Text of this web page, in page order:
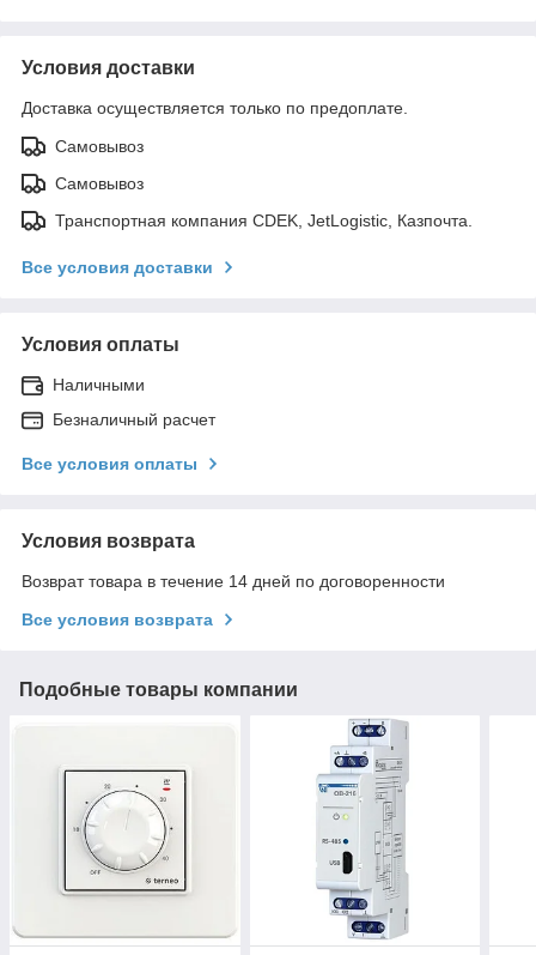
Условия доставки
Доставка осуществляется только по предоплате.
Самовывоз
Самовывоз
Транспортная компания CDEK, JetLogistic, Казпочта.
Все условия доставки
Условия оплаты
Наличными
Безналичный расчет
Все условия оплаты
Условия возврата
Возврат товара в течение 14 дней по договоренности
Все условия возврата
Подобные товары компании